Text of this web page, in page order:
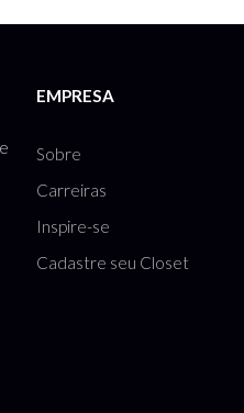
EMPRESA
Sobre
Carreiras
Inspire-se
Cadastre seu Closet